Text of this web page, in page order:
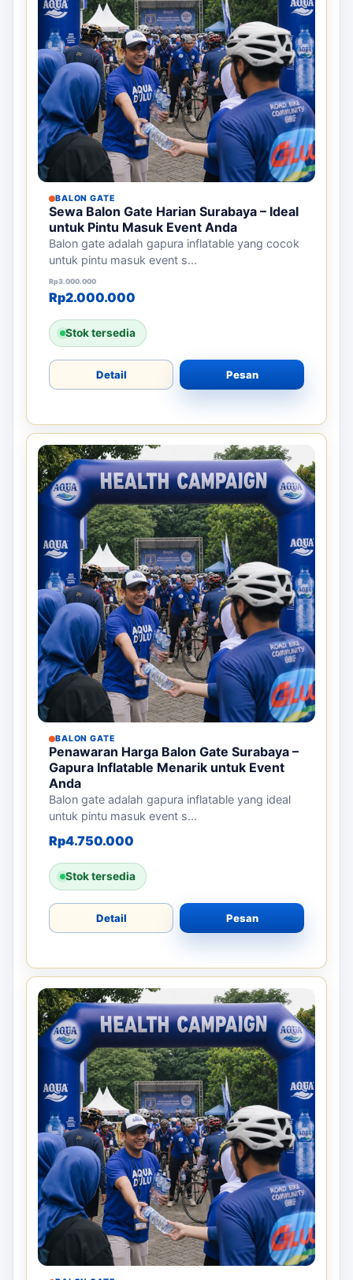
BALON GATE
Sewa Balon Gate Harian Surabaya – Ideal
untuk Pintu Masuk Event Anda
Balon gate adalah gapura inflatable yang cocok
untuk pintu masuk event s...
Rp3.000.000
Harga aslinya adalah: Rp3.000.000.
Rp2.000.000
Harga saat ini adalah: Rp2.000.000.
Stok tersedia
Detail Pesan
BALON GATE
Penawaran Harga Balon Gate Surabaya –
Gapura Inflatable Menarik untuk Event
Anda
Balon gate adalah gapura inflatable yang ideal
untuk pintu masuk event s...
Rp4.750.000
Stok tersedia
Detail Pesan